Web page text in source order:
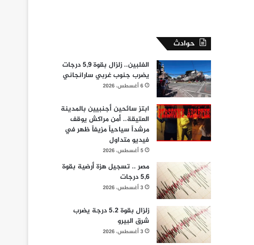
حوادث
الفلبين.. زلزال بقوة 5,9 درجات
يضرب جنوب غربي سارانجاني
6 أغسطس، 2026
ابتز سائحين أجنبيين بالمدينة
العتيقة.. أمن مراكش يوقف
مرشداً سياحياً مزيفاً ظهر في
فيديو متداول
5 أغسطس، 2026
مصر .. تسجيل هزة أرضية بقوة
5,6 درجات
3 أغسطس، 2026
زلزال بقوة 5.2 درجة يضرب
شرق البيرو
3 أغسطس، 2026